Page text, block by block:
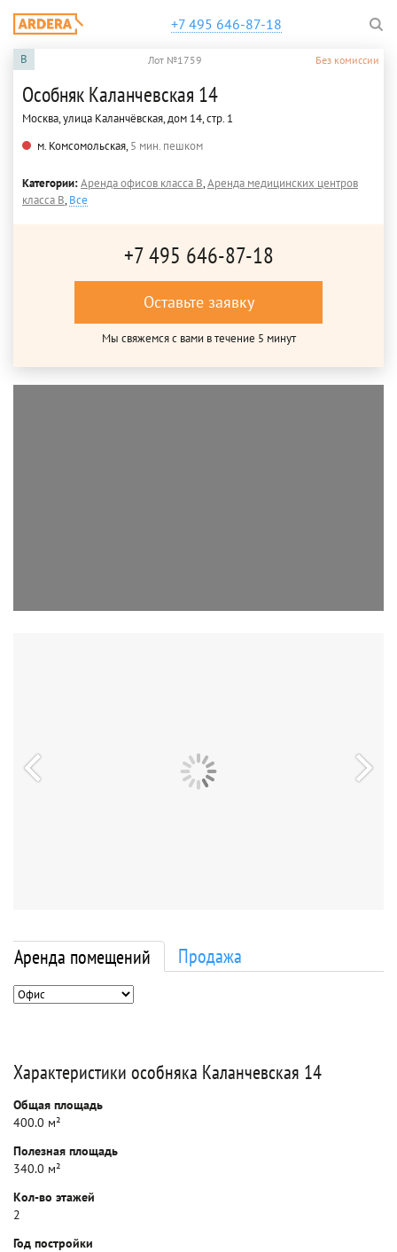
+7 495 646-87-18
B Лот №1759 Без комиссии
Особняк Каланчевская 14
Москва, улица Каланчёвская, дом 14, стр. 1
м. Комсомольская,5 мин. пешком
Категории:Аренда офисов класса B,Аренда медицинских центров
класса B,Все
+7 495 646-87-18
Оставьте заявку
Мы свяжемся с вами в течение 5 минут
Аренда помещений Продажа
Характеристики особняка Каланчевская 14
Общая площадь
400.0 м²
Полезная площадь
340.0 м²
Кол-во этажей
2
Год постройки